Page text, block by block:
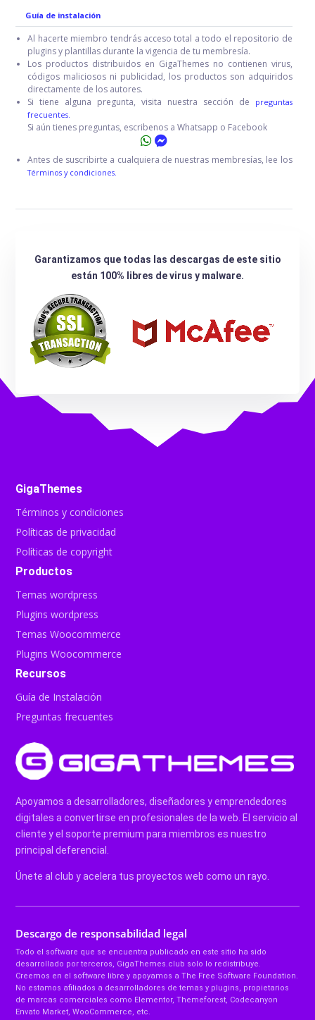
Guía de instalación
Al hacerte miembro tendrás acceso total a todo el repositorio de
plugins y plantillas durante la vigencia de tu membresía.
Los productos distribuidos en GigaThemes no contienen virus,
códigos maliciosos ni publicidad, los productos son adquiridos
directamente de los autores.
Si tiene alguna pregunta, visita nuestra sección de
preguntas
frecuentes.
Si aún tienes preguntas, escribenos a Whatsapp o Facebook
Antes de suscribirte a cualquiera de nuestras membresías, lee los
Términos y condiciones.
Garantizamos que todas las descargas de este sitio
están 100% libres de virus y malware.
GigaThemes
Términos y condiciones
Políticas de privacidad
Políticas de copyright
Productos
Temas wordpress
Plugins wordpress
Temas Woocommerce
Plugins Woocommerce
Recursos
Guía de Instalación
Preguntas frecuentes
Apoyamos a desarrolladores, diseñadores y emprendedores
digitales a convertirse en profesionales de la web. El servicio al
cliente y el soporte premium para miembros es nuestro
principal deferencial.
Únete al club y acelera tus proyectos web como un rayo.
Descargo de responsabilidad legal
Todo el software que se encuentra publicado en este sitio ha sido
desarrollado por terceros, GigaThemes.club solo lo redistribuye.
Creemos en el software libre y apoyamos a The Free Software Foundation.
No estamos afiliados a desarrolladores de temas y plugins, propietarios
de marcas comerciales como Elementor, Themeforest, Codecanyon
Envato Market, WooCommerce, etc.